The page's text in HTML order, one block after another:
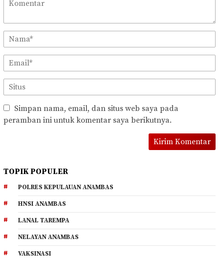
Simpan nama, email, dan situs web saya pada
peramban ini untuk komentar saya berikutnya.
TOPIK POPULER
POLRES KEPULAUAN ANAMBAS
HNSI ANAMBAS
LANAL TAREMPA
NELAYAN ANAMBAS
VAKSINASI